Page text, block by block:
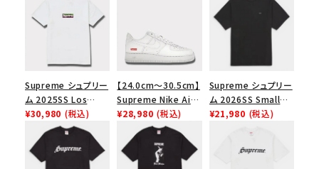
Supreme シュプリー
ム 2025SS Los
Angeles Fire Relief
Box Logo Tee ファ
イヤーリリーフボック
スロゴTシャツ ホワ
¥30,980 (税込)
【24.0cm～30.5cm】
Supreme Nike Air
Force 1 Low シュプ
リーム ナイキエアフォ
ース１スニーカー シ
ューズ ホワイト
¥28,980 (税込)
Supreme シュプリー
ム 2026SS Small
Box Tee スモールボ
¥21,980 (税込)